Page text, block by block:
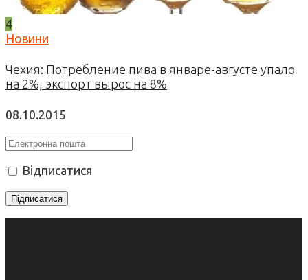
4
Новини
Чехия: Потребление пива в январе-августе упало
на 2%, экспорт вырос на 8%
08.10.2015
Відписатися